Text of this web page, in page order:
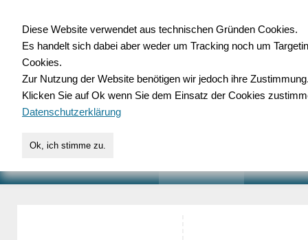
für Handwerk,
Diese Website verwendet aus technischen Gründen Cookies.
Es handelt sich dabei aber weder um Tracking noch um
Cookies.
Zur Nutzung der Website benötigen wir jedoch ihre
Klicken Sie auf Ok wenn Sie dem Einsatz der Cookies
Datenschutzerklärung
Ok, ich stimme zu.